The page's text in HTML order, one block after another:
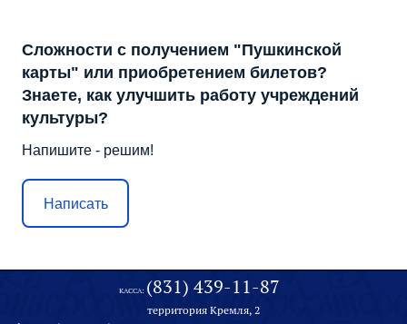
Сложности с получением "Пушкинской
карты" или приобретением билетов?
Знаете, как улучшить работу учреждений
культуры?
Напишите - решим!
Написать
КАССА: (831) 439-11-87
территория Кремля, 2